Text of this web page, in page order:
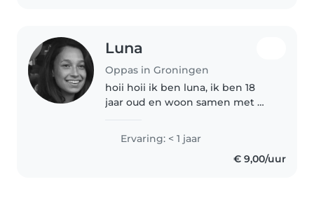
Luna
Oppas in Groningen
hoii hoii ik ben luna, ik ben 18
jaar oud en woon samen met me
oosterpark wijk. en ben net
geslaagd van mijn MBO
opleiding (leisure and events). ik
Ervaring: < 1 jaar
€ 9,00/uur